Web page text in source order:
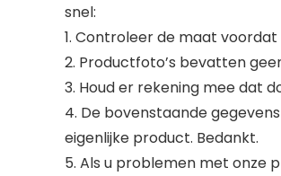
snel:
1. Controleer de maat
2. Productfoto’s bevatten
3. Houd er rekening mee dat
4. De bovenstaande
eigenlijke product. Bedankt.
5. Als u problemen met onze